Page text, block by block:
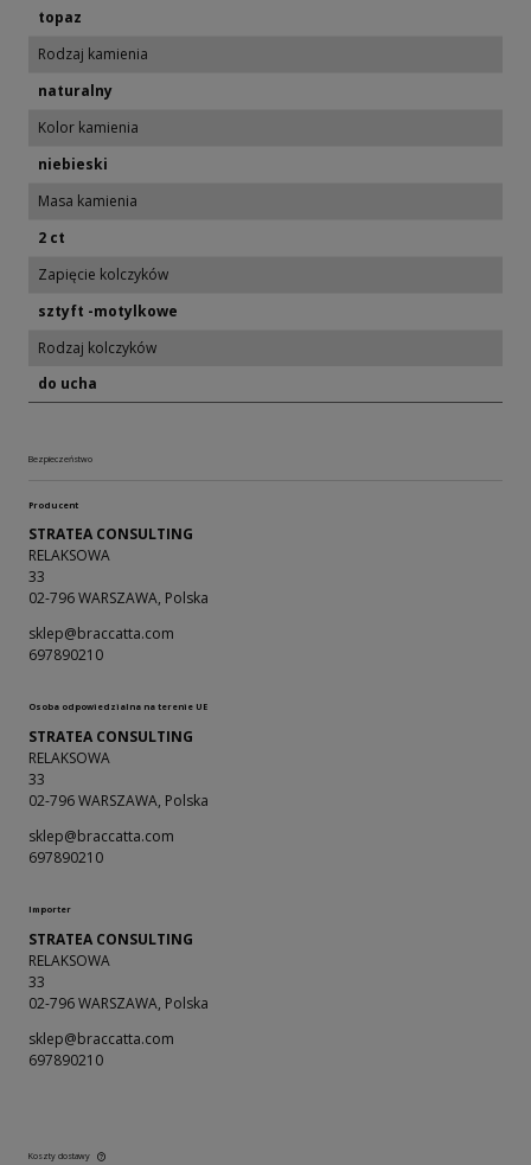
topaz
Rodzaj kamienia
naturalny
Kolor kamienia
niebieski
Masa kamienia
2 ct
Zapięcie kolczyków
sztyft -motylkowe
Rodzaj kolczyków
do ucha
Bezpieczeństwo
Producent
STRATEA CONSULTING
RELAKSOWA
33
02-796 WARSZAWA, Polska
sklep@braccatta.com
697890210
Osoba odpowiedzialna na terenie UE
STRATEA CONSULTING
RELAKSOWA
33
02-796 WARSZAWA, Polska
sklep@braccatta.com
697890210
Importer
STRATEA CONSULTING
RELAKSOWA
33
02-796 WARSZAWA, Polska
sklep@braccatta.com
697890210
Koszty dostawy